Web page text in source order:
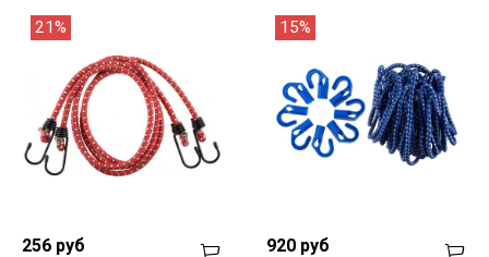
21%
256 руб
15%
920 руб